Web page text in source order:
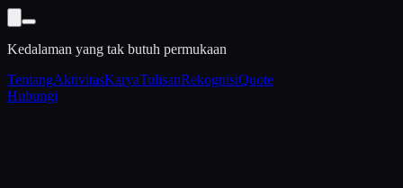
Kedalaman yang tak butuh permukaan
TentangAktivitasKaryaTulisanRekognisiQuote
Hubungi